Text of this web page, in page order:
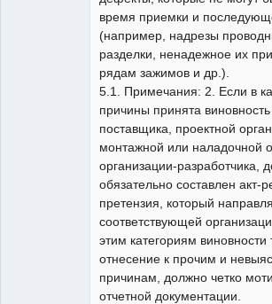
время приемки и
(например, надрезы
разделки, ненадежное их
рядам зажимов и др.).
5.1. Примечания: 2. Если в
причины принята
поставщика, проектной
монтажной или наладочной
организации-разработчика,
обязательно составлен акт-
претензия, который
соответствующей
этим категориям виновности
отнесение к прочим и
причинам, должно четко
отчетной документации.